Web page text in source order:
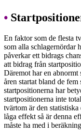
•
En faktor som de flesta
som alla schlagernördar
påverkar ett bidrags
att bidrag från
Däremot har en
åren startat bland de
startpositionerna har
startpositionerna inte
tvärtom är den
låga effekt så är denna
måste ha med i